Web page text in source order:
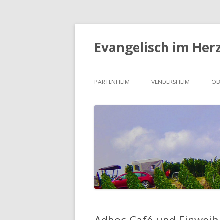
Evangelisch im
PARTENHEIM
DER KIRCHENVORSTAND
VENDERSHEIM
DER KIRCHENVORSTAND
VENDERSHEIM
UNSERE KIRCHE IN